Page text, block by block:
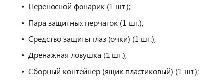
Переносной фонарик (1 шт.);
Пара защитных перчаток (1 шт.);
Средство защиты глаз (очки) (1 шт.);
Дренажная ловушка (1 шт.);
Сборный контейнер (ящик пластиковый) (1 шт.);